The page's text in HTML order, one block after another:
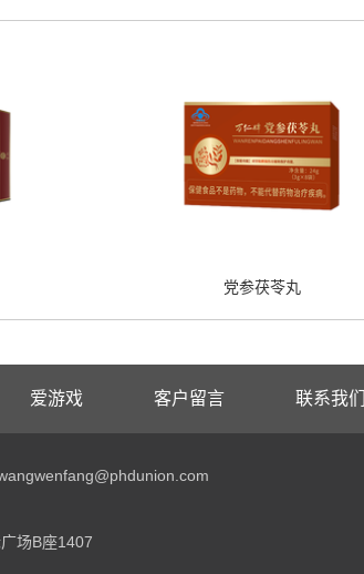
党参茯苓丸
爱游戏 客户留言 联系我们
场B座1407